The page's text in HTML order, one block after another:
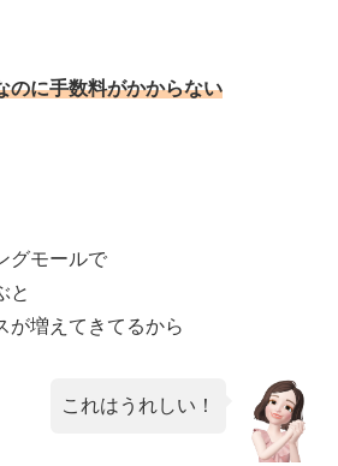
のに手数料がかからない
グモールで
と
が増えてきてるから
これはうれしい！